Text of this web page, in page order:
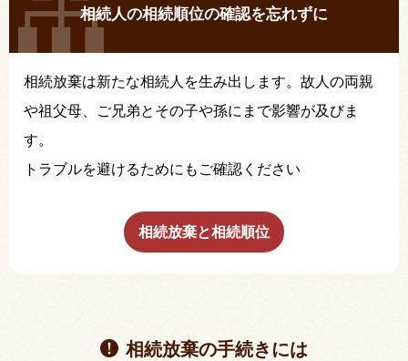
相続人の相続順位の確認を忘れずに
相続放棄は新たな相続人を生み出します。故人の両親
や祖父母、ご兄弟とその子や孫にまで影響が及びま
す。
トラブルを避けるためにもご確認ください
相続放棄と相続順位
相続放棄の手続きには